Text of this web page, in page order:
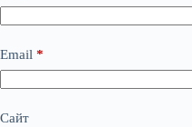
Email *
Сайт